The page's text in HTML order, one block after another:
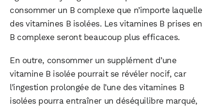
consommer un B complexe que n’importe laquelle
des vitamines B isolées. Les vitamines B prises en
B complexe seront beaucoup plus efficaces.
En outre, consommer un supplément d’une
vitamine B isolée pourrait se révéler nocif, car
l’ingestion prolongée de l’une des vitamines B
isolées pourra entraîner un déséquilibre marqué,